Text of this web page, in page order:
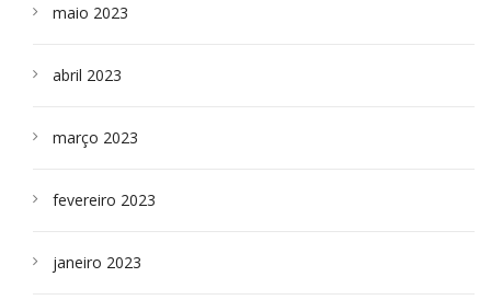
maio 2023
abril 2023
março 2023
fevereiro 2023
janeiro 2023